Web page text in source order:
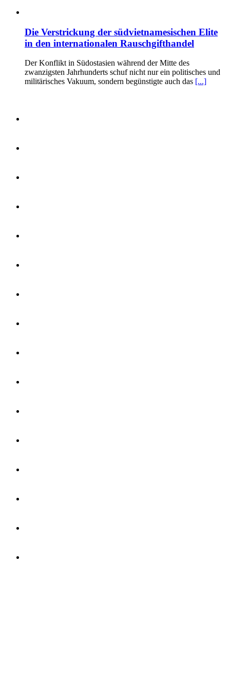
Die Verstrickung der südvietnamesischen Elite
in den internationalen Rauschgifthandel
Der Konflikt in Südostasien während der Mitte des
zwanzigsten Jahrhunderts schuf nicht nur ein politisches und
militärisches Vakuum, sondern begünstigte auch das [...]